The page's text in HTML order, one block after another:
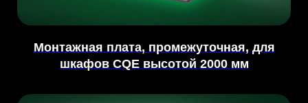
Монтажная плата, промежуточная, для
шкафов CQE высотой 2000 мм